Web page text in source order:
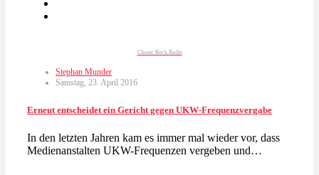
Classic Rock Radio
Stephan Munder
Samstag, 23. April 2016
Erneut entscheidet ein Gericht gegen UKW-Frequenzvergabe
In den letzten Jahren kam es immer mal wieder vor, dass
Medienanstalten UKW-Frequenzen vergeben und…